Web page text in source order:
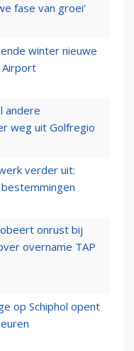
fase van groei'
winter nieuwe
Airport
andere
weg uit Golfregio
verder uit:
onrust bij
overname TAP
op Schiphol opent